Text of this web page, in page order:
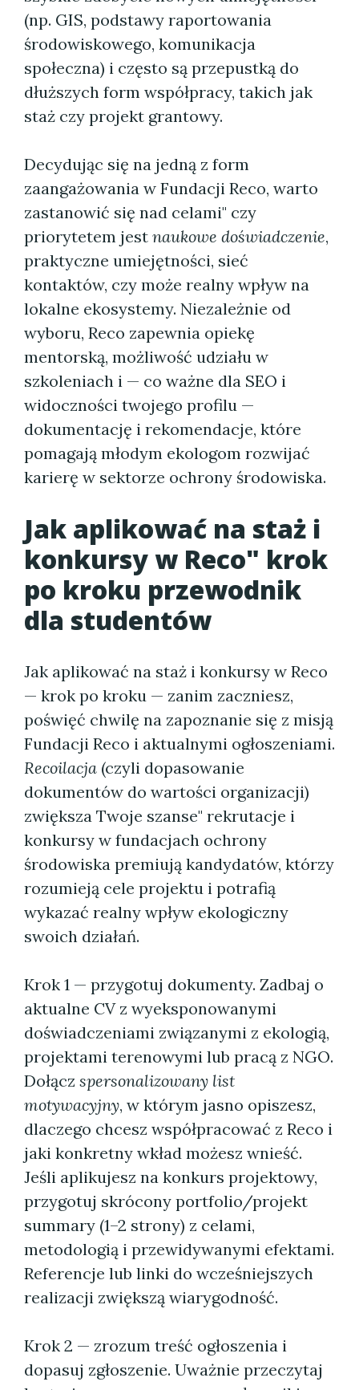
(np. GIS, podstawy raportowania
środowiskowego, komunikacja
społeczna) i często są przepustką do
dłuższych form współpracy, takich jak
staż czy projekt grantowy.
Decydując się na jedną z form
zaangażowania w Fundacji Reco, warto
zastanowić się nad celami" czy
priorytetem jest naukowe doświadczenie,
praktyczne umiejętności, sieć
kontaktów, czy może realny wpływ na
lokalne ekosystemy. Niezależnie od
wyboru, Reco zapewnia opiekę
mentorską, możliwość udziału w
szkoleniach i — co ważne dla SEO i
widoczności twojego profilu —
dokumentację i rekomendacje, które
pomagają młodym ekologom rozwijać
karierę w sektorze ochrony środowiska.
Jak aplikować na staż i
konkursy w Reco" krok
po kroku przewodnik
dla studentów
Jak aplikować na staż i konkursy w Reco
— krok po kroku — zanim zaczniesz,
poświęć chwilę na zapoznanie się z misją
Fundacji Reco i aktualnymi ogłoszeniami.
Recoilacja (czyli dopasowanie
dokumentów do wartości organizacji)
zwiększa Twoje szanse" rekrutacje i
konkursy w fundacjach ochrony
środowiska premiują kandydatów, którzy
rozumieją cele projektu i potrafią
wykazać realny wpływ ekologiczny
swoich działań.
Krok 1 — przygotuj dokumenty. Zadbaj o
aktualne CV z wyeksponowanymi
doświadczeniami związanymi z ekologią,
projektami terenowymi lub pracą z NGO.
Dołącz spersonalizowany list
motywacyjny, w którym jasno opiszesz,
dlaczego chcesz współpracować z Reco i
jaki konkretny wkład możesz wnieść.
Jeśli aplikujesz na konkurs projektowy,
przygotuj skrócony portfolio/projekt
summary (1–2 strony) z celami,
metodologią i przewidywanymi efektami.
Referencje lub linki do wcześniejszych
realizacji zwiększą wiarygodność.
Krok 2 — zrozum treść ogłoszenia i
dopasuj zgłoszenie. Uważnie przeczytaj